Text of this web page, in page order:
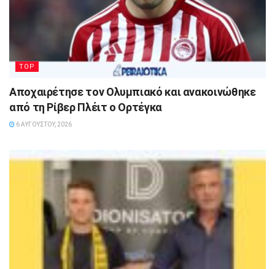
TOP
Αποχαιρέτησε τον Ολυμπιακό και ανακοινώθηκε
από τη Ρίβερ Πλέιτ ο Ορτέγκα
6 ΑΥΓΟΎΣΤΟΥ, 2026